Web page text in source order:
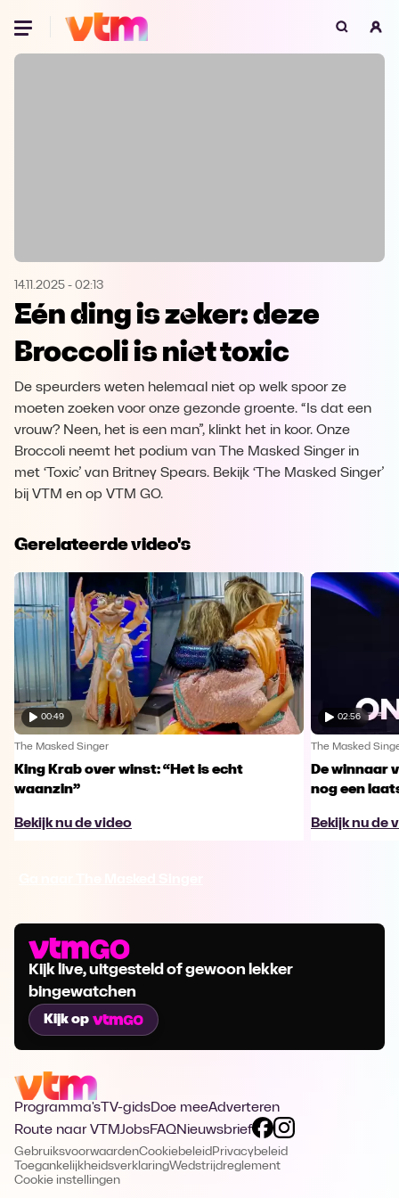
Oeps, browser niet ondersteund
Microsoft Edge Download
Opera Download
14.11.2025 - 02:13
Eén ding is zeker: deze
Broccoli is niet toxic
De speurders weten helemaal niet op welk spoor ze
moeten zoeken voor onze gezonde groente. “Is dat een
vrouw? Neen, het is een man”, klinkt het in koor. Onze
Broccoli neemt het podium van The Masked Singer in
met ‘Toxic’ van Britney Spears. Bekijk ‘The Masked Singer’
bij VTM en op VTM GO.
Gerelateerde video's
00:49
The Masked Singer
King Krab over winst: “Het is echt
waanzin”
Bekijk nu de video
02:56
The Masked
De winnaar
nog een
Bekijk nu de
Kijk live, uitgesteld of gewoon lekker
bingewatchen
Kijk op
Programma's TV-gidsDoe meeAdverteren
Route naar VTMJobsFAQNieuwsbrief
GebruiksvoorwaardenCookiebeleid Privacybeleid
ToegankelijkheidsverklaringWedstrijdreglement
Cookie instellingen